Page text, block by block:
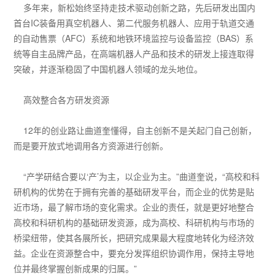
多年来，新松始终坚持走技术驱动创新之路，先后研发出国内
首台IC装备用真空机器人、第二代服务机器人、应用于轨道交通
的自动售票（AFC）系统和地铁环境监控与设备监控（BAS）系
统等自主品牌产品，在高端机器人产品和技术的研发上接连取得
突破，并逐渐稳固了中国机器人领域的龙头地位。
高效整合各方研发资源
12年的创业路让曲道奎懂得，自主创新不是关起门自己创新，
而是要开放式地调用各方资源进行创新。
“产学研结合要以‘产’为主，以企业为主。”曲道奎说，“高校和科
研机构的优势在于拥有完善的基础研发平台，而企业的优势是贴
近市场，最了解市场的变化需求。企业的责任，就是更好地整合
高校和科研机构的基础研发资源，成为高校、科研机构与市场的
桥梁纽带，使其各展所长，把研究成果最大程度地转化为经济效
益。企业在资源整合中，要充分发挥组织协调作用，保持主导地
位并最终掌握创新成果的归属。”